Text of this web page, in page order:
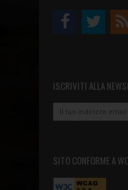
ISCRIVITI ALLA
SITO CONFORME A